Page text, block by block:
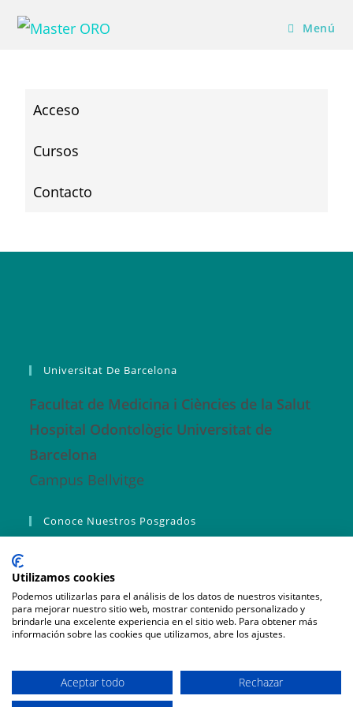
Menú
Acceso
Cursos
Contacto
Universitat De Barcelona
Facultat de Medicina i Ciències de la Salut
Hospital Odontològic Universitat de
Barcelona
Campus Bellvitge
Conoce Nuestros Posgrados
Máster Fundamentos RO
Curso de Experto en Trastornos del Sueño y DCM
Pre-incripción
Utilizamos cookies
Podemos utilizarlas para el análisis de los datos de nuestros visitantes,
para mejorar nuestro sitio web, mostrar contenido personalizado y
brindarle una excelente experiencia en el sitio web. Para obtener más
información sobre las cookies que utilizamos, abre los ajustes.
Aceptar todo
Rechazar